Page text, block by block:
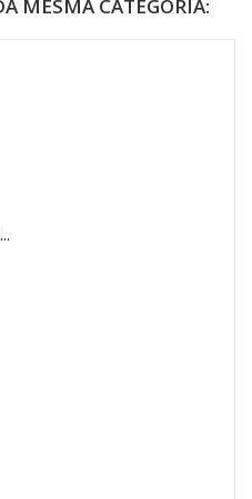
MESMA CATEGORIA: